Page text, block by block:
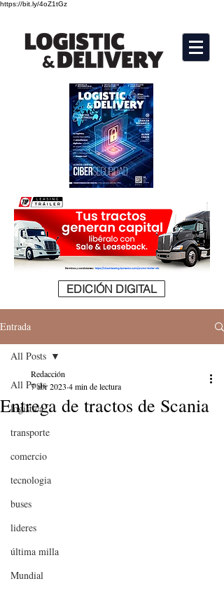
https://bit.ly/4oZ1tGz
EDICIÓN DIGITAL
Entrada
All Posts
logistica
transporte
comercio
tecnologia
buses
lideres
última milla
Mundial
All Posts
Entrega de tractos de Scania
Redacción
7 abr 2023 4 min de lectura